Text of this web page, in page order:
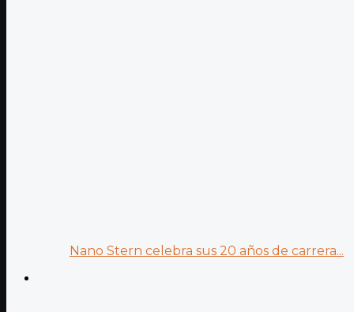
Nano Stern celebra sus 20 años de carrera...